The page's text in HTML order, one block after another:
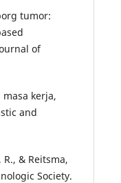
tumor:
of
masa kerja,
and
R., & Reitsma,
Society.